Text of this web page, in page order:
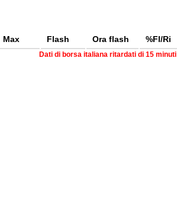
Max Flash Ora flash %Fl/Ri
Dati di borsa italiana ritardati di 15 minuti